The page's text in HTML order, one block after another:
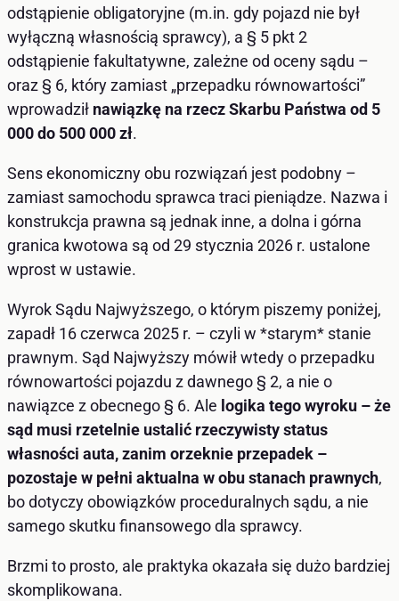
odstąpienie obligatoryjne (m.in. gdy pojazd nie był
wyłączną własnością sprawcy), a § 5 pkt 2
odstąpienie fakultatywne, zależne od oceny sądu –
oraz § 6, który zamiast „przepadku równowartości”
wprowadził nawiązkę na rzecz Skarbu Państwa od 5
000 do 500 000 zł.
Sens ekonomiczny obu rozwiązań jest podobny –
zamiast samochodu sprawca traci pieniądze. Nazwa i
konstrukcja prawna są jednak inne, a dolna i górna
granica kwotowa są od 29 stycznia 2026 r. ustalone
wprost w ustawie.
Wyrok Sądu Najwyższego, o którym piszemy poniżej,
zapadł 16 czerwca 2025 r. – czyli w *starym* stanie
prawnym. Sąd Najwyższy mówił wtedy o przepadku
równowartości pojazdu z dawnego § 2, a nie o
nawiązce z obecnego § 6. Ale logika tego wyroku – że
sąd musi rzetelnie ustalić rzeczywisty status
własności auta, zanim orzeknie przepadek –
pozostaje w pełni aktualna w obu stanach prawnych,
bo dotyczy obowiązków proceduralnych sądu, a nie
samego skutku finansowego dla sprawcy.
Brzmi to prosto, ale praktyka okazała się dużo bardziej
skomplikowana.